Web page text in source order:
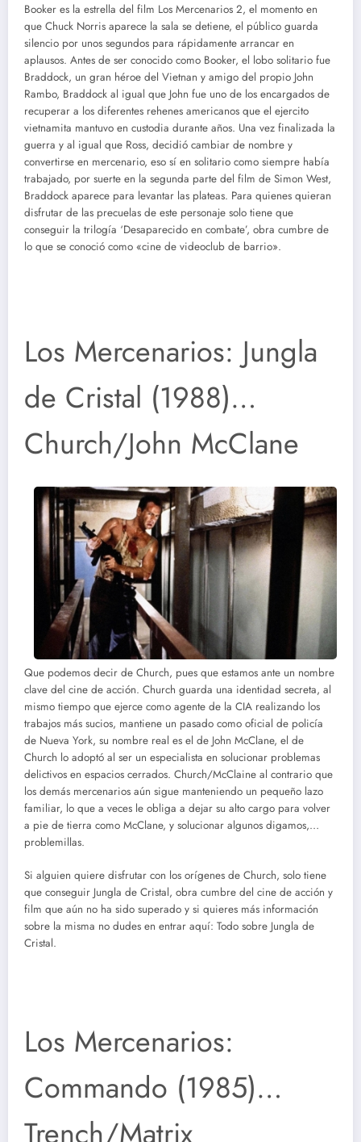
Booker es la estrella del film Los Mercenarios 2, el momento en
que Chuck Norris aparece la sala se detiene, el público guarda
silencio por unos segundos para rápidamente arrancar en
aplausos. Antes de ser conocido como Booker, el lobo solitario fue
Braddock, un gran héroe del Vietnan y amigo del propio John
Rambo, Braddock al igual que John fue uno de los encargados de
recuperar a los diferentes rehenes americanos que el ejercito
vietnamita mantuvo en custodia durante años. Una vez finalizada la
guerra y al igual que Ross, decidió cambiar de nombre y
convertirse en mercenario, eso sí en solitario como siempre había
trabajado, por suerte en la segunda parte del film de Simon West,
Braddock aparece para levantar las plateas. Para quienes quieran
disfrutar de las precuelas de este personaje solo tiene que
conseguir la trilogía ‘Desaparecido en combate’, obra cumbre de
lo que se conoció como «cine de videoclub de barrio».
Los Mercenarios: Jungla
de Cristal (1988)…
Church/John McClane
Que podemos decir de Church, pues que estamos ante un nombre
clave del cine de acción. Church guarda una identidad secreta, al
mismo tiempo que ejerce como agente de la CIA realizando los
trabajos más sucios, mantiene un pasado como oficial de policía
de Nueva York, su nombre real es el de John McClane, el de
Church lo adoptó al ser un especialista en solucionar problemas
delictivos en espacios cerrados. Church/McClaine al contrario que
los demás mercenarios aún sigue manteniendo un pequeño lazo
familiar, lo que a veces le obliga a dejar su alto cargo para volver
a pie de tierra como McClane, y solucionar algunos digamos,…
problemillas.
Si alguien quiere disfrutar con los orígenes de Church, solo tiene
que conseguir Jungla de Cristal, obra cumbre del cine de acción y
film que aún no ha sido superado y si quieres más información
sobre la misma no dudes en entrar aquí: Todo sobre Jungla de
Cristal.
Los Mercenarios:
Commando (1985)…
Trench/Matrix